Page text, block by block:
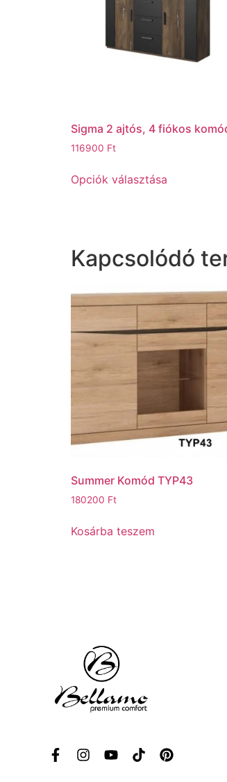
Sigma 2 ajtós, 4 fiókos
116900 Ft
Opciók választása
Kapcsolódó
Summer Komód TYP43
180200 Ft
Kosárba teszem